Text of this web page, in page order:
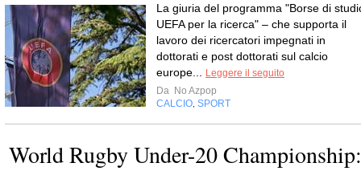
La giuria del programma "Borse di
UEFA per la ricerca" – che supporta il
lavoro dei ricercatori impegnati in
dottorati e post dottorati sul calcio
europe...
Leggere il seguito
Da No Azpop
CALCIO SPORT
World Rugby Under-20 Championship: